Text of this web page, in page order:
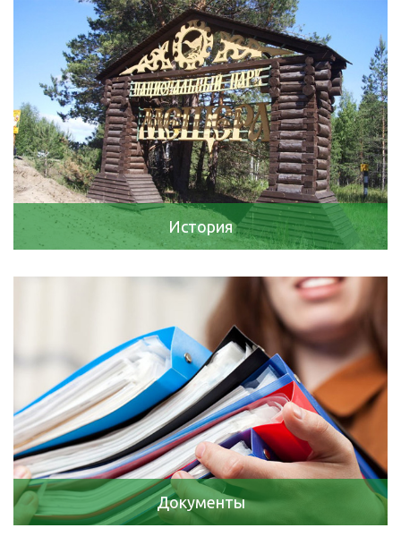
История
Документы